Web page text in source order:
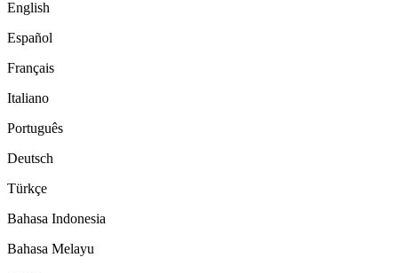
English
Español
Français
Italiano
Português
Deutsch
Türkçe
Bahasa Indonesia
Bahasa Melayu